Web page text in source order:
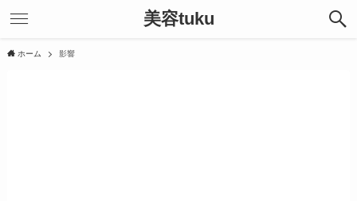
美容tuku
ホーム 影響